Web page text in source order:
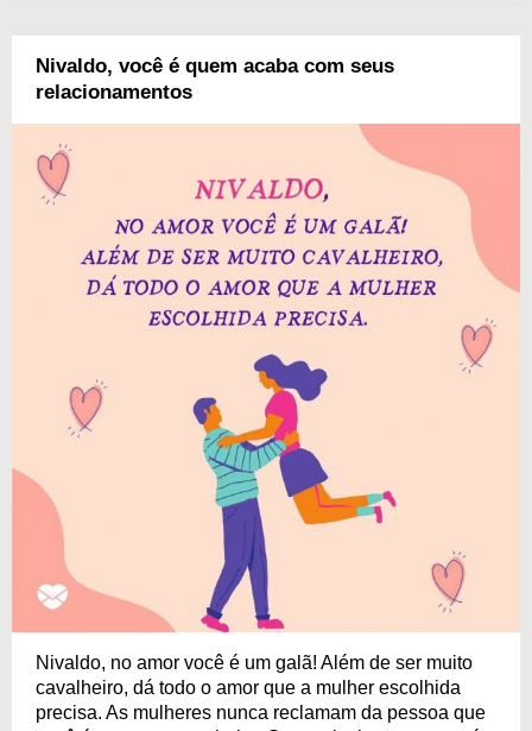
Nivaldo, você é quem acaba com seus
relacionamentos
Nivaldo, no amor você é um galã! Além de ser muito
cavalheiro, dá todo o amor que a mulher escolhida
precisa. As mulheres nunca reclamam da pessoa que